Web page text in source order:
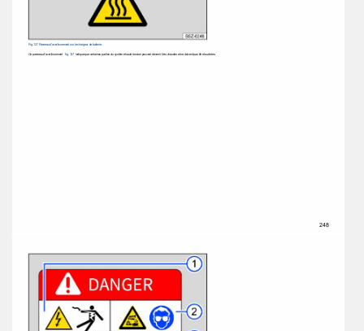
Fig. 127 Panneau d'avertissement sur le chargeur de batterie.
Ce panneau d'avertissement fig. 127 indique que certaines parties du système haute tension peuvent devenir très chaudes et ne doivent pas être touchées.
248